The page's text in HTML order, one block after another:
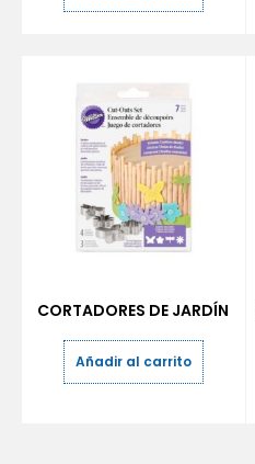
CORTADORES DE JARDÍN
Añadir al carrito